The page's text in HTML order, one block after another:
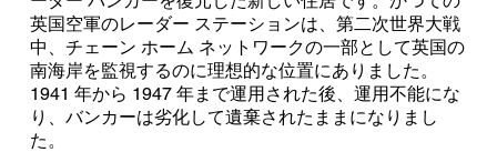
英国空軍のレーダー ステーションは、第二次世界大戦
中、チェーン ホーム ネットワークの一部として英国の
南海岸を監視するのに理想的な位置にありました。
1941 年から 1947 年まで運用された後、運用不能にな
り、バンカーは劣化して遺棄されたままになりまし
た。